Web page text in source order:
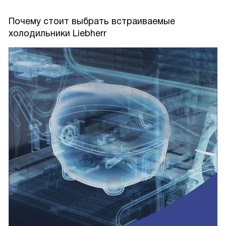
Почему стоит выбрать встраиваемые
холодильники Liebherr